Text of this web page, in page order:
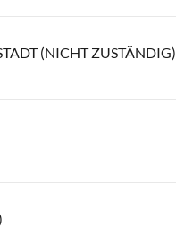
(NICHT ZUSTÄNDIG)